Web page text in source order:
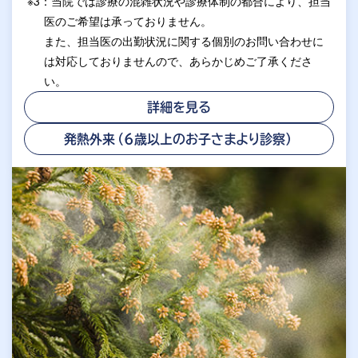
医のご希望は承っておりません。
また、担当医の出勤状況に関する個別のお問い合わせに
は対応しておりませんので、あらかじめご了承くださ
い。
詳細を見る
発熱外来（6歳以上のお子さまより診察）